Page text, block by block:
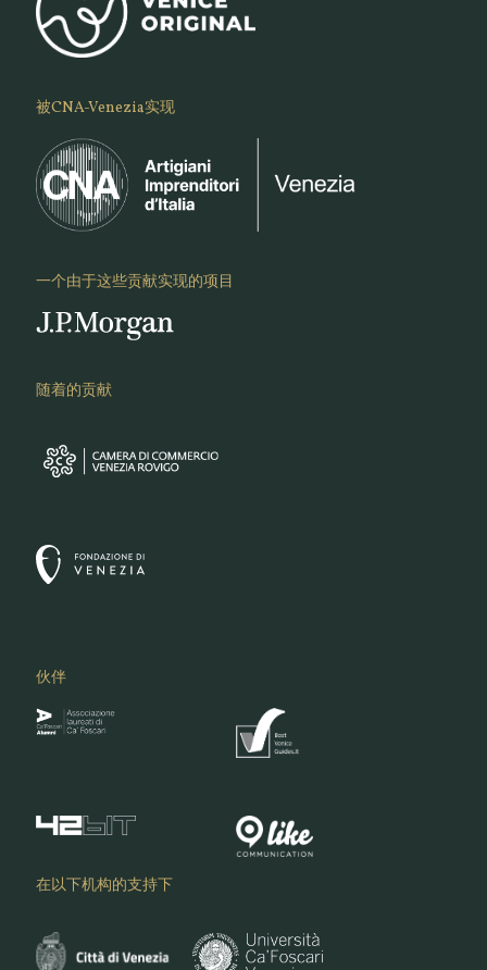
被CNA-Venezia实现
一个由于这些贡献实现的项目
随着的贡献
伙伴
在以下机构的支持下